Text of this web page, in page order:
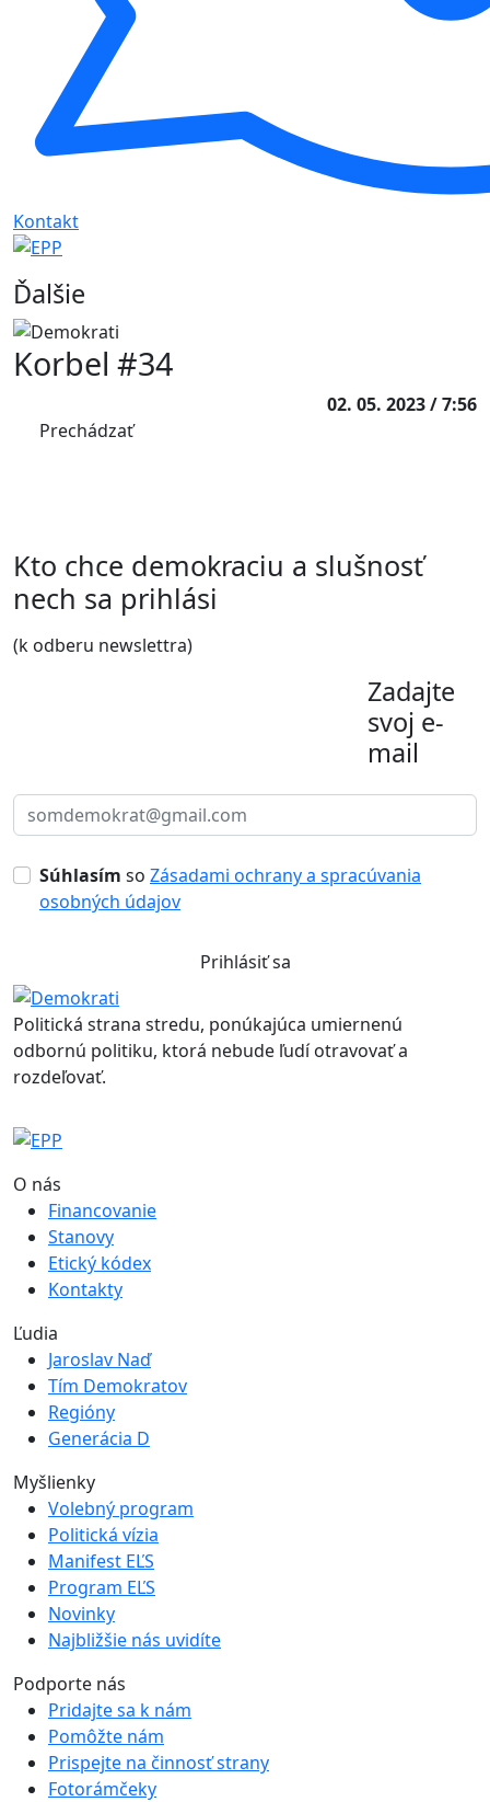
Kontakt
Ďalšie
Prechádzať
Korbel #34
02. 05. 2023 / 7:56
Kto chce demokraciu a slušnosť
nech sa prihlási
(k odberu newslettra)
Zadajte
svoj e-
mail
Súhlasím so Zásadami ochrany a spracúvania
osobných údajov
Prihlásiť sa
Politická strana stredu, ponúkajúca umiernenú
odbornú politiku, ktorá nebude ľudí otravovať a
rozdeľovať.
O nás
Financovanie
Stanovy
Etický kódex
Kontakty
Ľudia
Jaroslav Naď
Tím Demokratov
Regióny
Generácia D
Myšlienky
Volebný program
Politická vízia
Manifest EĽS
Program EĽS
Novinky
Najbližšie nás uvidíte
Podporte nás
Pridajte sa k nám
Pomôžte nám
Prispejte na činnosť strany
Fotorámčeky